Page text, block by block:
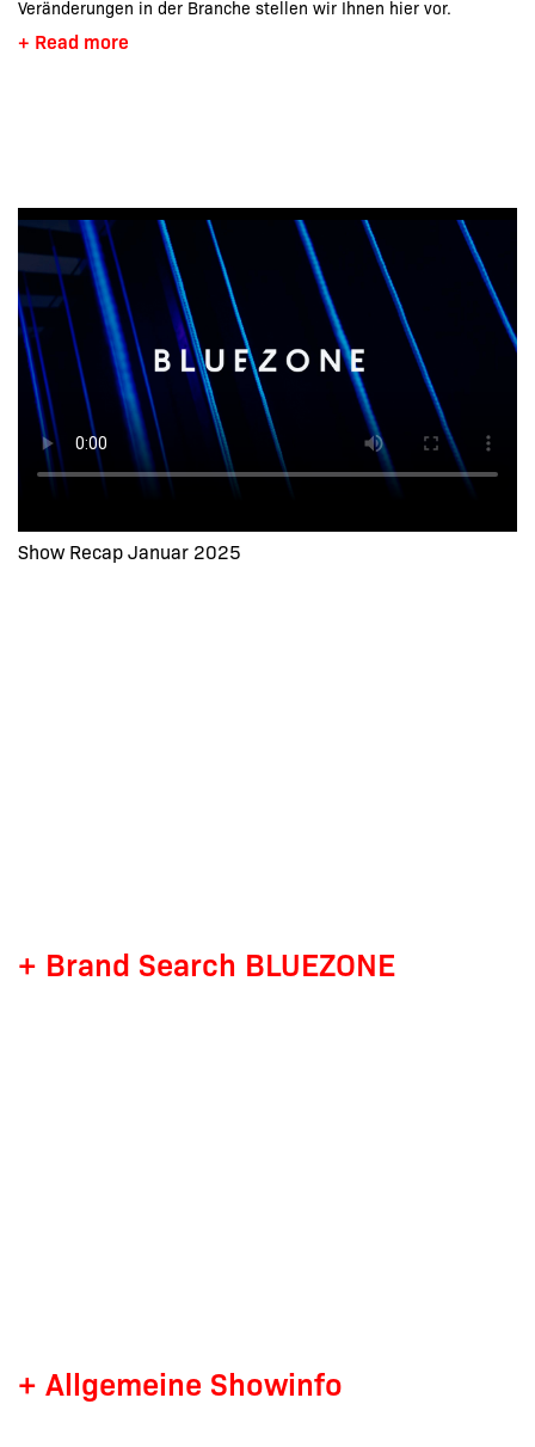
Veränderungen in der Branche stellen wir Ihnen hier vor.
+ Read more
Show Recap Januar 2025
+ Brand Search BLUEZONE
+ Allgemeine Showinfo